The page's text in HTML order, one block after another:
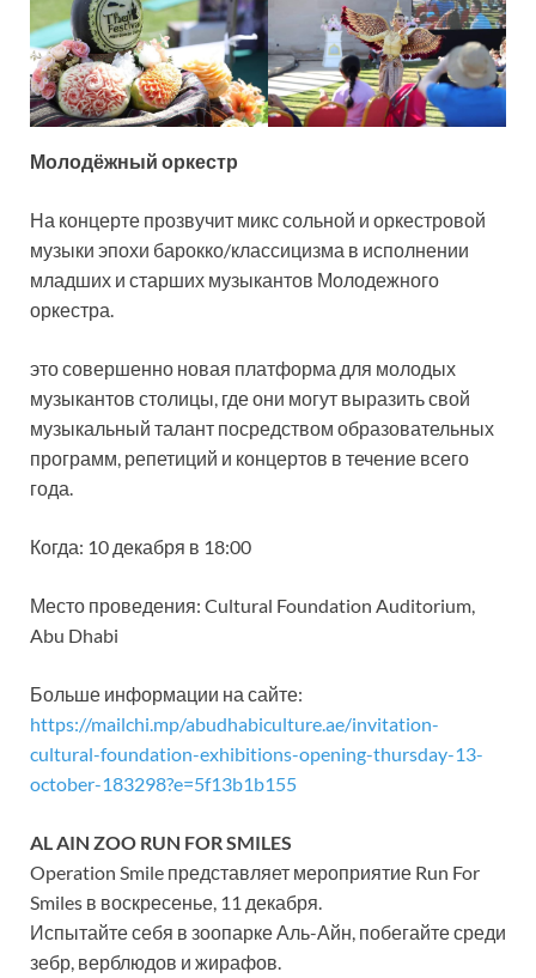
Молодёжный оркестр
На концерте прозвучит микс сольной и оркестровой
музыки эпохи барокко/классицизма в исполнении
младших и старших музыкантов Молодежного
оркестра.
это совершенно новая платформа для молодых
музыкантов столицы, где они могут выразить свой
музыкальный талант посредством образовательных
программ, репетиций и концертов в течение всего
года.
Когда: 10 декабря в 18:00
Место проведения: Cultural Foundation Auditorium,
Abu Dhabi
Больше информации на сайте:
https://mailchi.mp/abudhabiculture.ae/invitation-
cultural-foundation-exhibitions-opening-thursday-13-
october-183298?e=5f13b1b155
AL AIN ZOO RUN FOR SMILES
Operation Smile представляет мероприятие Run For
Smiles в воскресенье, 11 декабря.
Испытайте себя в зоопарке Аль-Айн, побегайте среди
зебр, верблюдов и жирафов.